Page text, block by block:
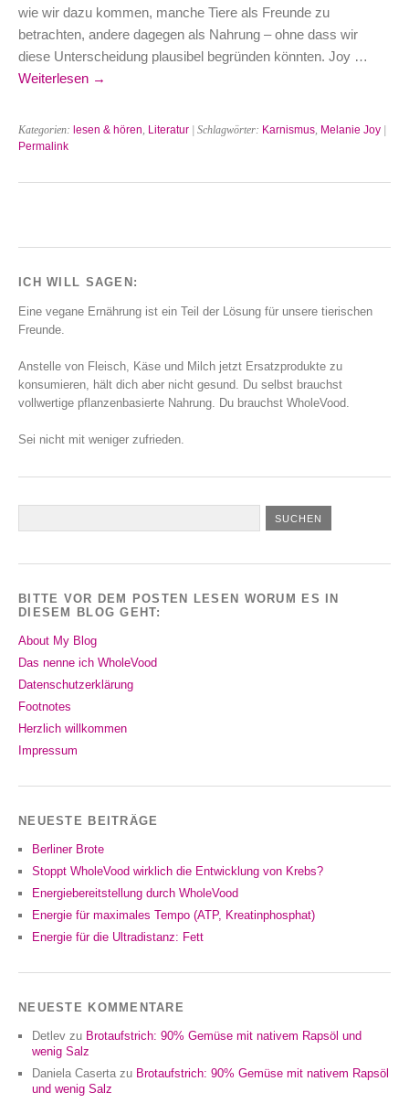
wie wir dazu kommen, manche Tiere als Freunde zu
betrachten, andere dagegen als Nahrung – ohne dass wir
diese Unterscheidung plausibel begründen könnten. Joy …
Weiterlesen →
Kategorien: lesen & hören, Literatur | Schlagwörter: Karnismus, Melanie Joy
Permalink
ICH WILL SAGEN:
Eine vegane Ernährung ist ein Teil der Lösung für unsere tierischen
Freunde.
Anstelle von Fleisch, Käse und Milch jetzt Ersatzprodukte zu
konsumieren, hält dich aber nicht gesund. Du selbst brauchst
vollwertige pflanzenbasierte Nahrung. Du brauchst WholeVood.
Sei nicht mit weniger zufrieden.
BITTE VOR DEM POSTEN LESEN WORUM ES IN
DIESEM BLOG GEHT:
About My Blog
Das nenne ich WholeVood
Datenschutzerklärung
Footnotes
Herzlich willkommen
Impressum
NEUESTE BEITRÄGE
Berliner Brote
Stoppt WholeVood wirklich die Entwicklung von Krebs?
Energiebereitstellung durch WholeVood
Energie für maximales Tempo (ATP, Kreatinphosphat)
Energie für die Ultradistanz: Fett
NEUESTE KOMMENTARE
Detlev zu Brotaufstrich: 90% Gemüse mit nativem Rapsöl und
wenig Salz
Daniela Caserta zu Brotaufstrich: 90% Gemüse mit nativem Rapsöl
und wenig Salz